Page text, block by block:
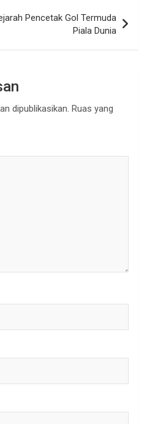
Pencetak Gol Termuda
Piala Dunia
dipublikasikan. Ruas yang